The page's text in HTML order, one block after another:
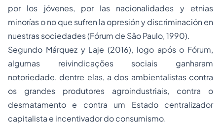
por los jóvenes, por Ias nacionalidades y etnias
minorías o no que sufren la opresión y discriminación en
nuestras sociedades (Fórum de São Paulo, 1990).
Segundo Márquez y Laje (2016), logo após o Fórum,
algumas reivindicações sociais ganharam
notoriedade, dentre elas, a dos ambientalistas contra
os grandes produtores agroindustriais, contra o
desmatamento e contra um Estado centralizador
capitalista e incentivador do consumismo.